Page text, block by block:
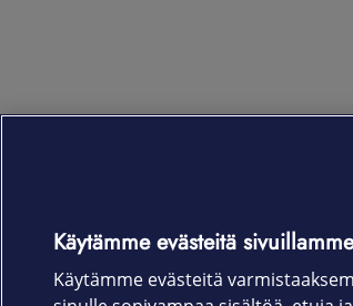
Käytämme evästeitä sivuillamme
Käytämme evästeitä